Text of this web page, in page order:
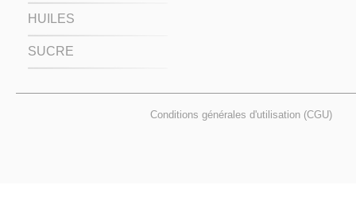
HUILES
SUCRE
Conditions générales d'utilisation (CGU)